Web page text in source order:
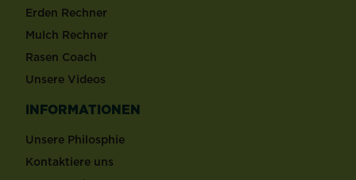
Erden Rechner
Mulch Rechner
Rasen Coach
Unsere Videos
INFORMATIONEN
Unsere Philosphie
Kontaktiere uns